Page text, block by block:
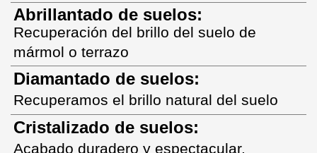
Abrillantado de suelos:
Recuperación del brillo del suelo de
mármol o terrazo
Diamantado de suelos:
Recuperamos el brillo natural del suelo
Cristalizado de suelos:
Acabado duradero y espectacular.